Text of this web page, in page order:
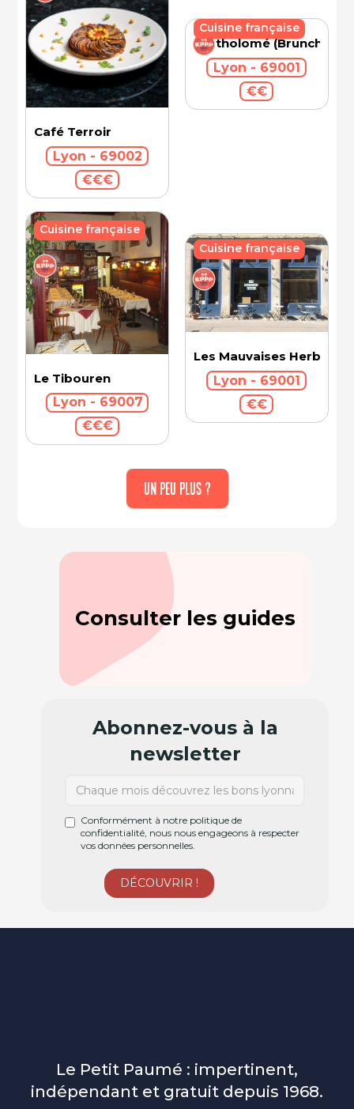
Café Terroir
Lyon - 69002
€€€
Bartholomé (Brunch)
Lyon - 69001
€€
Cuisine française
Le Tibouren
Lyon - 69007
€€€
Cuisine française
Les Mauvaises Herbes
Lyon - 69001
€€
Cuisine française
UN PEU PLUS ?
Consulter les guides
Abonnez-vous à la
newsletter
Conformément à notre politique de
confidentialité, nous nous engageons à respecter
vos données personnelles.
Le Petit Paumé : impertinent,
indépendant et gratuit depuis 1968.